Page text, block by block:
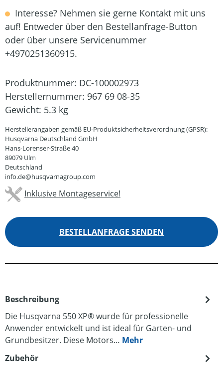
Interesse? Nehmen sie gerne Kontakt mit uns
auf! Entweder über den Bestellanfrage-Button
oder über unsere Servicenummer
+4970251360915.
Produktnummer: DC-100002973
Herstellernummer: 967 69 08-35
Gewicht: 5.3 kg
Herstellerangaben gemäß EU-Produktsicherheitsverordnung (GPSR):
Husqvarna Deutschland GmbH
Hans-Lorenser-Straße 40
89079 Ulm
Deutschland
info.de@husqvarnagroup.com
Inklusive Montageservice!
BESTELLANFRAGE SENDEN
Beschreibung
Die Husqvarna 550 XP® wurde für professionelle
Anwender entwickelt und ist ideal für Garten- und
Grundbesitzer. Diese Motors… Mehr
Zubehör